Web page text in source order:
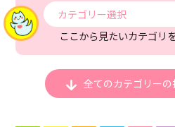
カテゴリー選択
ここから見たいカテゴリ
全てのカテゴリーの